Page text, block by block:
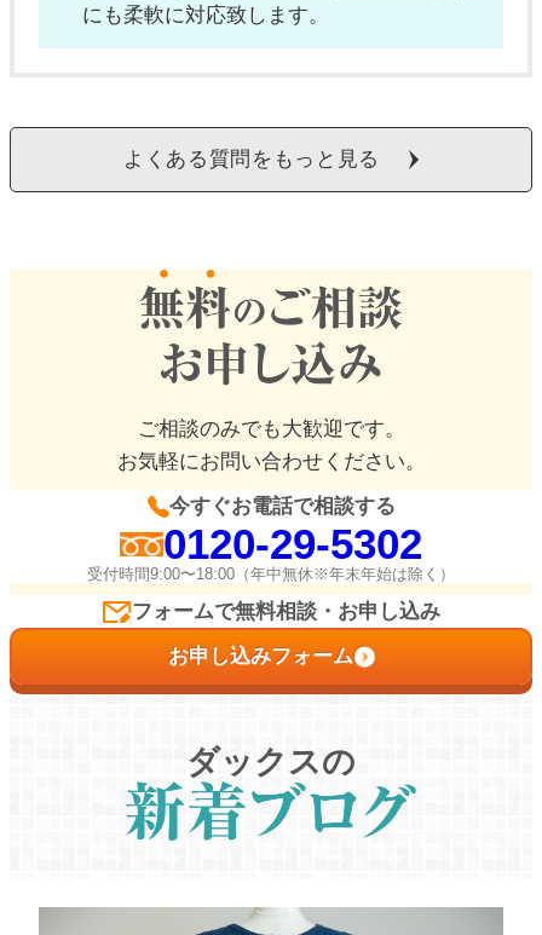
にも柔軟に対応致します。
よくある質問をもっと見る
ご相談のみでも大歓迎です。
お気軽にお問い合わせください。
今すぐお電話で相談する
0120-29-5302
受付時間9:00〜18:00（年中無休※年末年始は除く）
フォームで無料相談・お申し込み
お申し込みフォーム
ダックスの